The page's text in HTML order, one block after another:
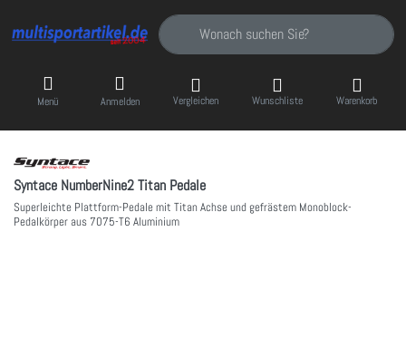
Geben Sie einen Suchbegriff ein. Während
Menü Anmelden Vergleichen Wunschliste Warenkorb
Syntace NumberNine2 Titan Pedale
Superleichte Plattform-Pedale mit Titan Achse und gefrästem Monoblock-
Pedalkörper aus 7075-T6 Aluminium